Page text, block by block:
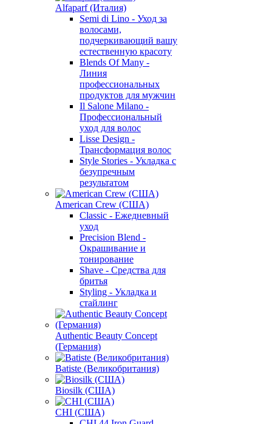
Alfaparf (Италия)
Semi di Lino - Уход за
волосами,
подчеркивающий вашу
естественную красоту
Blends Of Many -
Линия
профессиональных
продуктов для мужчин
Il Salone Milano -
Профессиональный
уход для волос
Lisse Design -
Трансформация волос
Style Stories - Укладка с
безупречным
результатом
American Crew (США)
Classic - Ежедневный
уход
Precision Blend -
Окрашивание и
тонирование
Shave - Средства для
бритья
Styling - Укладка и
стайлинг
Authentic Beauty Concept
(Германия)
Batiste (Великобритания)
Biosilk (США)
CHI (США)